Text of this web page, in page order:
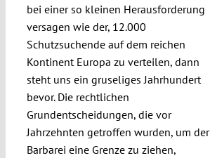
bei einer so kleinen Herausforderung
versagen wie der, 12.000
Schutzsuchende auf dem reichen
Kontinent Europa zu verteilen, dann
steht uns ein gruseliges Jahrhundert
bevor. Die rechtlichen
Grundentscheidungen, die vor
Jahrzehnten getroffen wurden, um der
Barbarei eine Grenze zu ziehen,